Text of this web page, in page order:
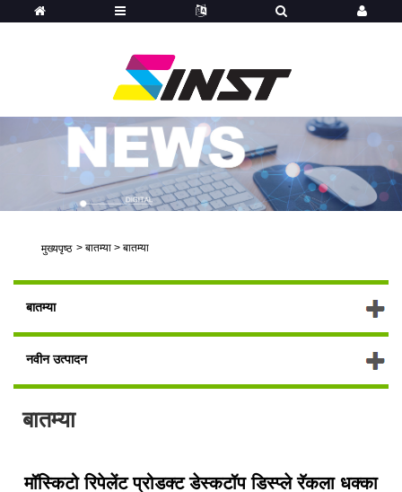
मुख्यपृष्ठ > बातम्या > बातम्या
बातम्या
नवीन उत्पादन
बातम्या
मॉस्किटो रिपेलेंट प्रोडक्ट डेस्कटॉप डिस्प्ले रॅकला धक्का